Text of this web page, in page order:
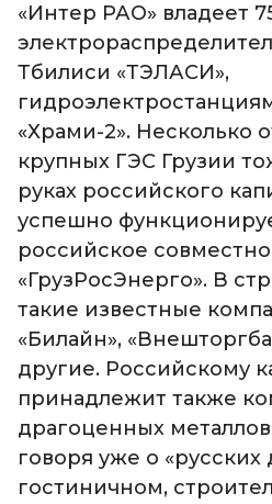
«Интер РАО» владеет
Тбилиси «ТЭЛАСИ»,
«Храми-2». Несколько
крупных ГЭС Грузии
руках российского
успешно
российское
«ГрузРосЭнерго». В
такие известные
«Билайн»,
другие. Российскому
принадлежит также
драгоценных металлов
говоря уже о «русских
гостиничном,